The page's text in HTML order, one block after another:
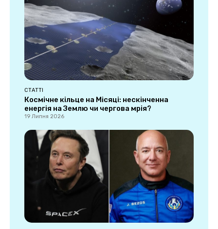
СТАТТІ
Космічне кільце на Місяці: нескінченна
енергія на Землю чи чергова мрія?
19 Липня 2026